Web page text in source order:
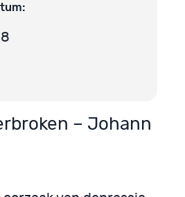
– Johann